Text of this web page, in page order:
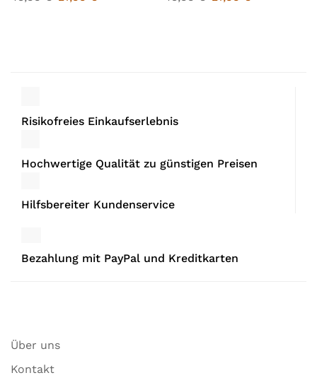
Risikofreies Einkaufserlebnis
Hochwertige Qualität zu günstigen Preisen
Hilfsbereiter Kundenservice
Bezahlung mit PayPal und Kreditkarten
Über uns
Kontakt